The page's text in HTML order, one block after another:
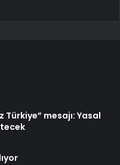
Türkiye” mesajı: Yasal